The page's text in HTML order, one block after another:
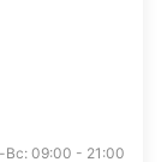
Вс: 09:00 - 21:00